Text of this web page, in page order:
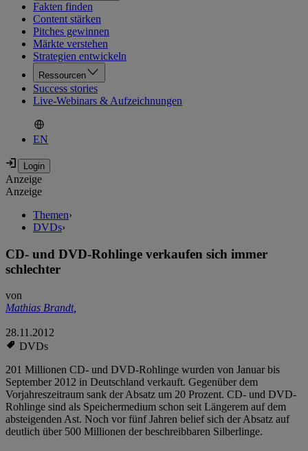
Fakten finden
Content stärken
Pitches gewinnen
Märkte verstehen
Strategien entwickeln
Ressourcen
Success stories
Live-Webinars & Aufzeichnungen
EN
Anzeige
Anzeige
Themen›
DVDs›
CD- und DVD-Rohlinge verkaufen sich immer
schlechter
von
Mathias Brandt,
28.11.2012
DVDs
201 Millionen CD- und DVD-Rohlinge wurden von Januar bis
September 2012 in Deutschland verkauft. Gegenüber dem
Vorjahreszeitraum sank der Absatz um 20 Prozent. CD- und DVD-
Rohlinge sind als Speichermedium schon seit Längerem auf dem
absteigenden Ast. Noch vor fünf Jahren belief sich der Absatz auf
deutlich über 500 Millionen der beschreibbaren Silberlinge.